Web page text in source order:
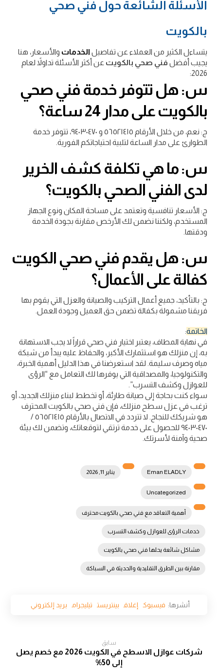
الأسئلة الشائعة حول فني صحي
بالكويت
يتساءل الكثير من العملاء عن تفاصيل الخدمات والأسعار، هنا
يجيب أفضل فني صحي بالكويت عن أكثر الأسئلة تداولاً لعام
2026:
س: هل تتوفر خدمة فني صحي
بالكويت على مدار 24 ساعة؟
ج: نعم، من خلال الأرقام ٥٦٥٢١٤١٥ و ٩٤٠٣٠٤٧٠، تتوفر خدمة
الطوارئ على مدار الساعة لتلبية احتياجاتكم الفورية.
س: ما هي تكلفة كشف الخرير
لدى الفني الصحي بالكويت؟
ج: الأسعار تنافسية وتعتمد على مساحة المكان ونوع الجهاز
المستخدم، ولكننا نضمن لك الأرخص مقارنة بجودة الخدمة
ودقتها.
س: هل يقدم فني صحي الكويت
كفالة على الأعمال؟
ج: بالتأكيد، جميع أعمال التركيب والصيانة والعزل التي يقوم بها
فريقنا مشمولة بكفالة تضمن حق العميل وجودة العمل.
الخاتمة:
في نهاية المطاف، يعتبر اختيار فني صحي قراراً لا يجب الاستهانة
به، إن منزلك هو استثمارك الأكبر، والحفاظ عليه يبدأ من شبكة
مياه وصرف سليمة. لقد استعرضنا في هذا الدليل أهمية الخبرة،
والتكنولوجيا، والمصداقية التي يوفرها لك التعامل مع “الرؤى
للعوازل وكشف التسرب”.
سواء كنت بحاجة إلى صيانة طارئة، أو تخطط لبناء منزلك الجديد، أو
ترغب في عزل سطح منزلك، فإن فني صحي بالكويت المحترف
هو شريكك للنجاح. لا تتردد في الاتصال بالأرقام ٥٦٥٢١٤١٥ /
٩٤٠٣٠٤٧٠ للحصول على خدمة ترتقي لتوقعاتك، وتضمن لك بيئة
صحية وآمنة لأسرتك.
Eman ELADLY يناير 11, 2026
Uncategorized
أهمية التعاقد مع فني صحي بالكويت محترف
خدمات الرؤى للعوازل وكشف التسرب
مشاكل شائعة يحلها فني صحي بالكويت
مقارنة بين الطرق التقليدية والحديثة في السباكة
فيسبوك إغلاق بينتريست تيليجرام بريد إلكتروني
سابق
شركات عوازل الاسطح في الكويت 2026 مع خصم يصل
إلى 50%